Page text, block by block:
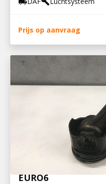
Prijs op aanvraag
ZUIGER MET
EURO6